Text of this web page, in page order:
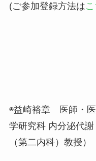
(ご参加登録方法は
◉益崎裕章 医師・
学研究科 内分泌代
（第二内科）教授）